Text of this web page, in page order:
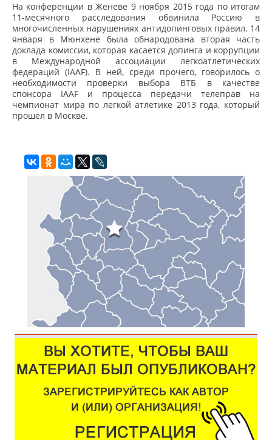
На конференции в Женеве 9 ноября 2015 года по итогам
11-месячного расследования обвинила Россию в
многочисленных нарушениях антидопинговых правил. 14
января в Мюнхене была обнародована вторая часть
доклада комиссии, которая касается допинга и коррупции
в Международной ассоциации легкоатлетических
федераций (IAAF). В ней, среди прочего, говорилось о
необходимости проверки выбора ВТБ в качестве
спонсора IAAF и процесса передачи телеправ на
чемпионат мира по легкой атлетике 2013 года, который
прошел в Москве.